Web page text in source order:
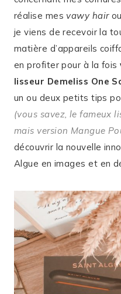
réalise mes vawy hair
je viens de recevoir la
matière d’appareils
en profiter pour à la fois
lisseur Demeliss One
un ou deux petits tips
(vous savez, le fameux
mais version Mangue
découvrir la nouvelle
Algue en images et en